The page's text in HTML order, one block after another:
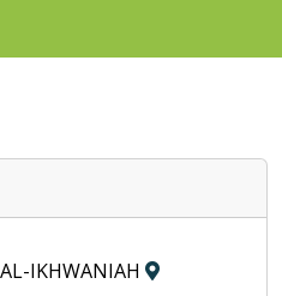
IKHWANIAH